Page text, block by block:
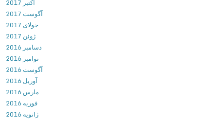
ا
م
ه
و
ی
ر
ا
ی
ش
ف
آگوست 2017
جولای 2017
ژوئن 2017
دسامبر 2016
نوامبر 2016
آگوست 2016
آوریل 2016
مارس 2016
فوریه 2016
ژانویه 2016